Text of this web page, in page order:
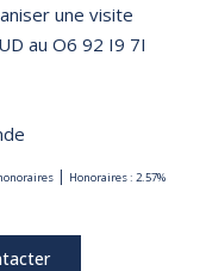
une visite
au O6 92 I9 7I
| Honoraires : 2.57%